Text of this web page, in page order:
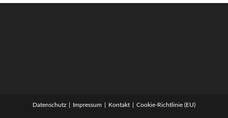
Datenschutz Impressum Kontakt Cookie-Richtlinie (EU)